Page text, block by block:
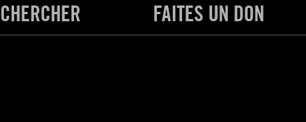
CHERCHER FAITES UN DON